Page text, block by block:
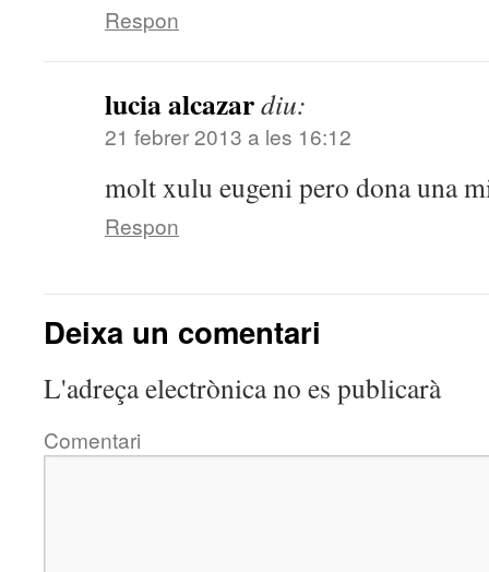
Respon
lucia alcazardiu:
21 febrer 2013 a les 16:12
molt xulu eugeni pero dona una
Respon
Deixa un comentari
L'adreça electrònica no es publicarà
Comentari